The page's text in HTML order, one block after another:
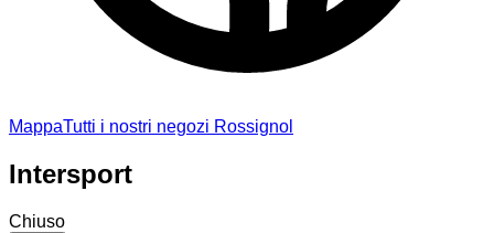
MappaTutti i nostri negozi Rossignol
Intersport
Chiuso